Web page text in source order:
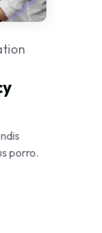
porro.